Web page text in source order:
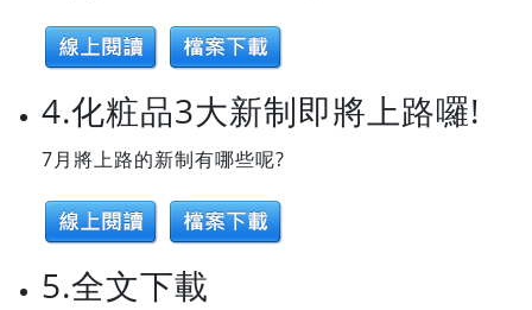
4.化粧品3大新制即將上路囉!
7月將上路的新制有哪些呢?
5.全文下載